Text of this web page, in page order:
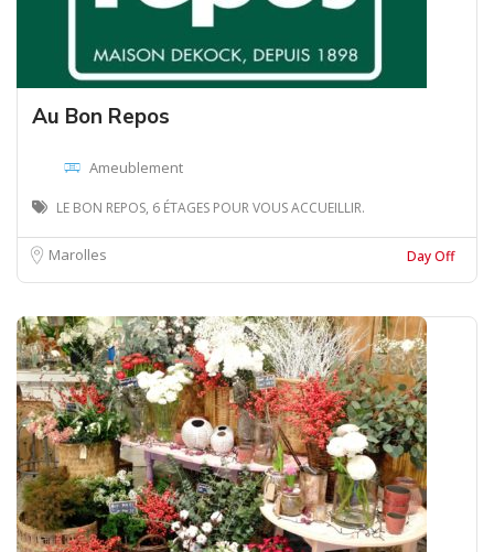
Au Bon Repos
Ameublement
LE BON REPOS, 6 ÉTAGES POUR VOUS ACCUEILLIR.
Marolles Day Off